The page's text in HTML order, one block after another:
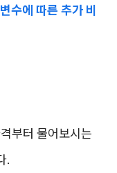
수에 따른 추가 비
부터 물어보시는
.